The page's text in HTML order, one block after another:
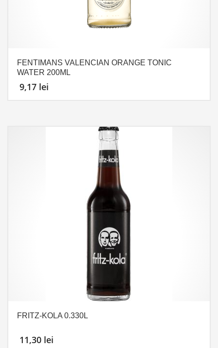
FENTIMANS VALENCIAN ORANGE TONIC
WATER 200ML
9,17 lei
FRITZ-KOLA 0.330L
11,30 lei